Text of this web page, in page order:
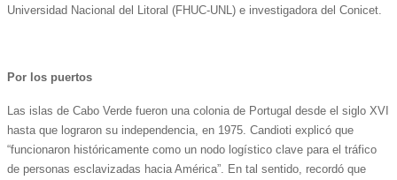
Universidad Nacional del Litoral (FHUC-UNL) e investigadora del Conicet.
Por los puertos
Las islas de Cabo Verde fueron una colonia de Portugal desde el siglo XVI
hasta que lograron su independencia, en 1975. Candioti explicó que
“funcionaron históricamente como un nodo logístico clave para el tráfico
de personas esclavizadas hacia América”. En tal sentido, recordó que